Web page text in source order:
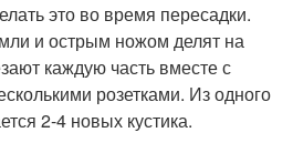
это во время пересадки.
и острым ножом делят на
каждую часть вместе с
розетками. Из одного
2-4 новых кустика.